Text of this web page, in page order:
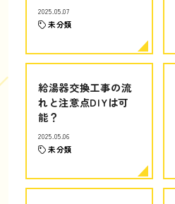
2025.05.07
未分類
給湯器交換工事の流
れと注意点DIYは可
能？
2025.05.06
未分類